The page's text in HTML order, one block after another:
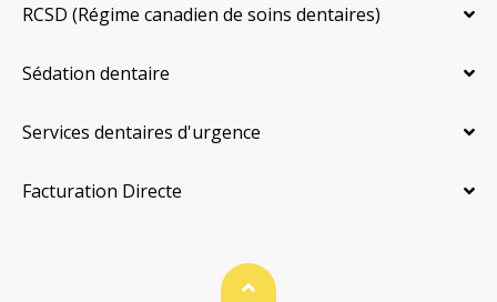
RCSD (Régime canadien de soins dentaires)
Sédation dentaire
Services dentaires d'urgence
Facturation Directe
Haut de page